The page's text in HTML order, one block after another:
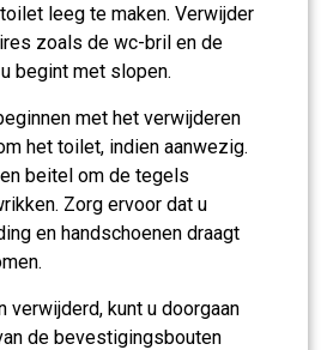
leeg te maken. Verwijder
zoals de wc-bril en de
begint met slopen.
met het verwijderen
het toilet, indien aanwezig.
beitel om de tegels
Zorg ervoor dat u
en handschoenen draagt
verwijderd, kunt u doorgaan
de bevestigingsbouten